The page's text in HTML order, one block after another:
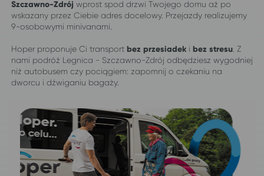
Szczawno-Zdrój wprost spod drzwi Twojego domu aż po
wskazany przez Ciebie adres docelowy. Przejazdy realizujemy
9-osobowymi minivanami.
Hoper proponuje Ci transport bez przesiadek i bez stresu . Z
nami podróż Legnica - Szczawno-Zdrój odbędziesz wygodniej
niż autobusem czy pociągiem: zapomnij o czekaniu na
dworcu i dźwiganiu bagaży.